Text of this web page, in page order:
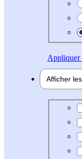
Appliquer
Afficher
Type